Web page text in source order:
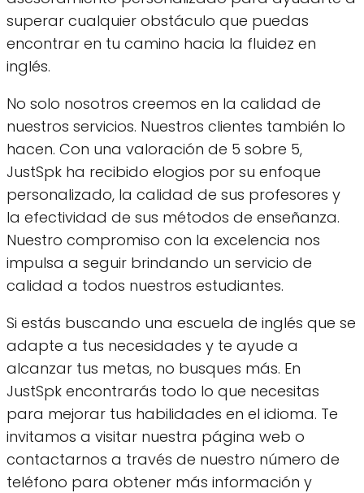
superar cualquier obstáculo que puedas
encontrar en tu camino hacia la fluidez en
inglés.
No solo nosotros creemos en la calidad de
nuestros servicios. Nuestros clientes también lo
hacen. Con una valoración de 5 sobre 5,
JustSpk ha recibido elogios por su enfoque
personalizado, la calidad de sus profesores y
la efectividad de sus métodos de enseñanza.
Nuestro compromiso con la excelencia nos
impulsa a seguir brindando un servicio de
calidad a todos nuestros estudiantes.
Si estás buscando una escuela de inglés que se
adapte a tus necesidades y te ayude a
alcanzar tus metas, no busques más. En
JustSpk encontrarás todo lo que necesitas
para mejorar tus habilidades en el idioma. Te
invitamos a visitar nuestra página web o
contactarnos a través de nuestro número de
teléfono para obtener más información y